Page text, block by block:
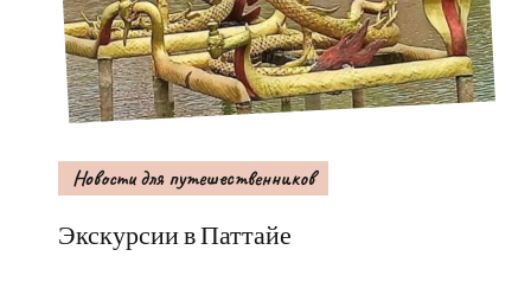
Новости для путешественников
Экскурсии в Паттайе